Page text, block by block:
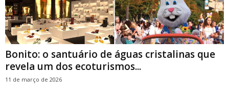
Bonito: o santuário de águas cristalinas que
revela um dos ecoturismos...
11 de março de 2026